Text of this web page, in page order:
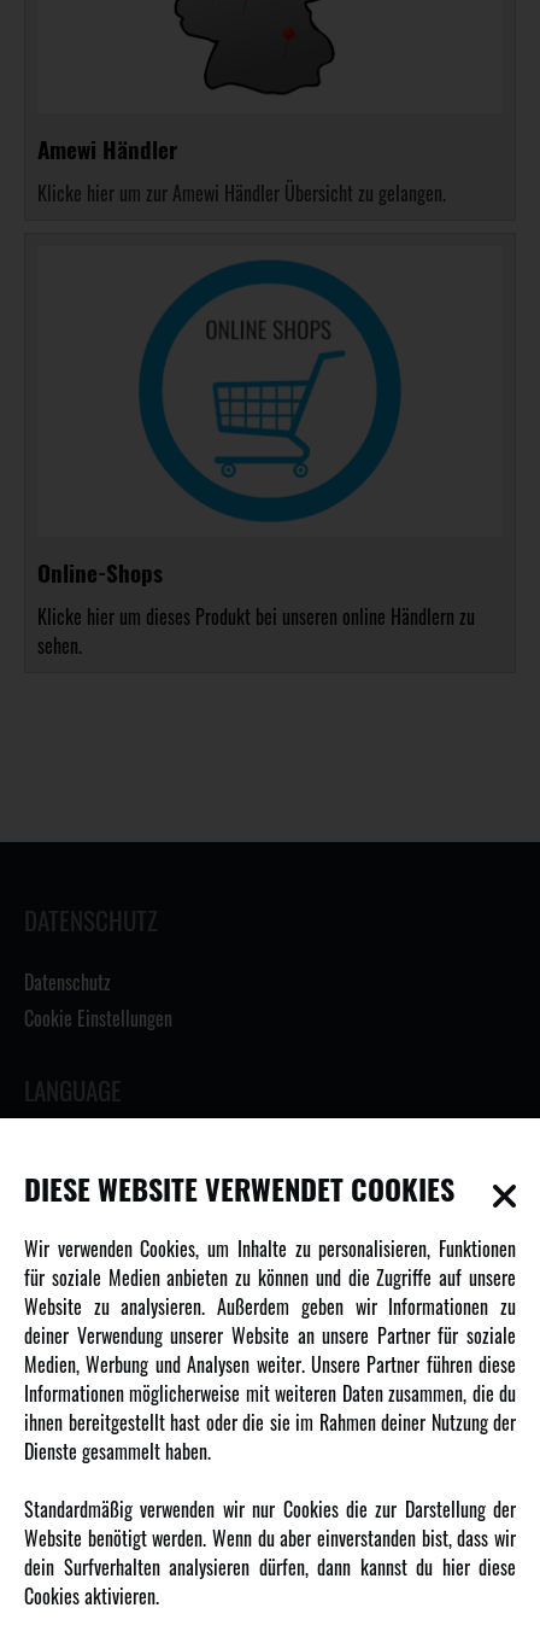
Amewi Händler
Klicke hier um zur Amewi Händler Übersicht zu gelangen.
Online-Shops
Klicke hier um dieses Produkt bei unseren online Händlern zu
sehen.
DATENSCHUTZ
Datenschutz
Cookie Einstellungen
LANGUAGE
INFORMATIONEN
Newsletter
Über uns
Karriere
Amewi Kataloge
AMXRacing - Qualitäts RC-Zubehör
Amewi Construction - Nutzfahrzeuge
DIESE WEBSITE VERWENDET COOKIES
Wir verwenden Cookies, um Inhalte zu personalisieren, Funktionen
für soziale Medien anbieten zu können und die Zugriffe auf unsere
Website zu analysieren. Außerdem geben wir Informationen zu
deiner Verwendung unserer Website an unsere Partner für soziale
Medien, Werbung und Analysen weiter. Unsere Partner führen diese
Informationen möglicherweise mit weiteren Daten zusammen, die du
ihnen bereitgestellt hast oder die sie im Rahmen deiner Nutzung der
Dienste gesammelt haben.
Standardmäßig verwenden wir nur Cookies die zur Darstellung der
Website benötigt werden. Wenn du aber einverstanden bist, dass wir
dein Surfverhalten analysieren dürfen, dann kannst du hier diese
Cookies aktivieren.